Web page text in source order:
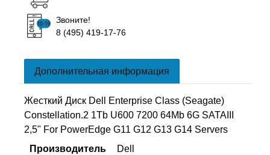
Звоните!
8 (495) 419-17-76
Дополнительная информация
Жесткий Диск Dell Enterprise Class (Seagate)
Constellation.2 1Tb U600 7200 64Mb 6G SATAIII
2,5" For PowerEdge G11 G12 G13 G14 Servers
Производитель
Dell